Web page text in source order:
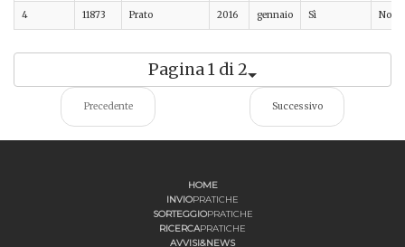
4 11873 Prato 2016 gennaio Sì No
Pagina 1 di 2
Precedente Successivo
HOME
INVIOPRATICHE
SORTEGGIOPRATICHE
RICERCAPRATICHE
AVVISI&NEWS